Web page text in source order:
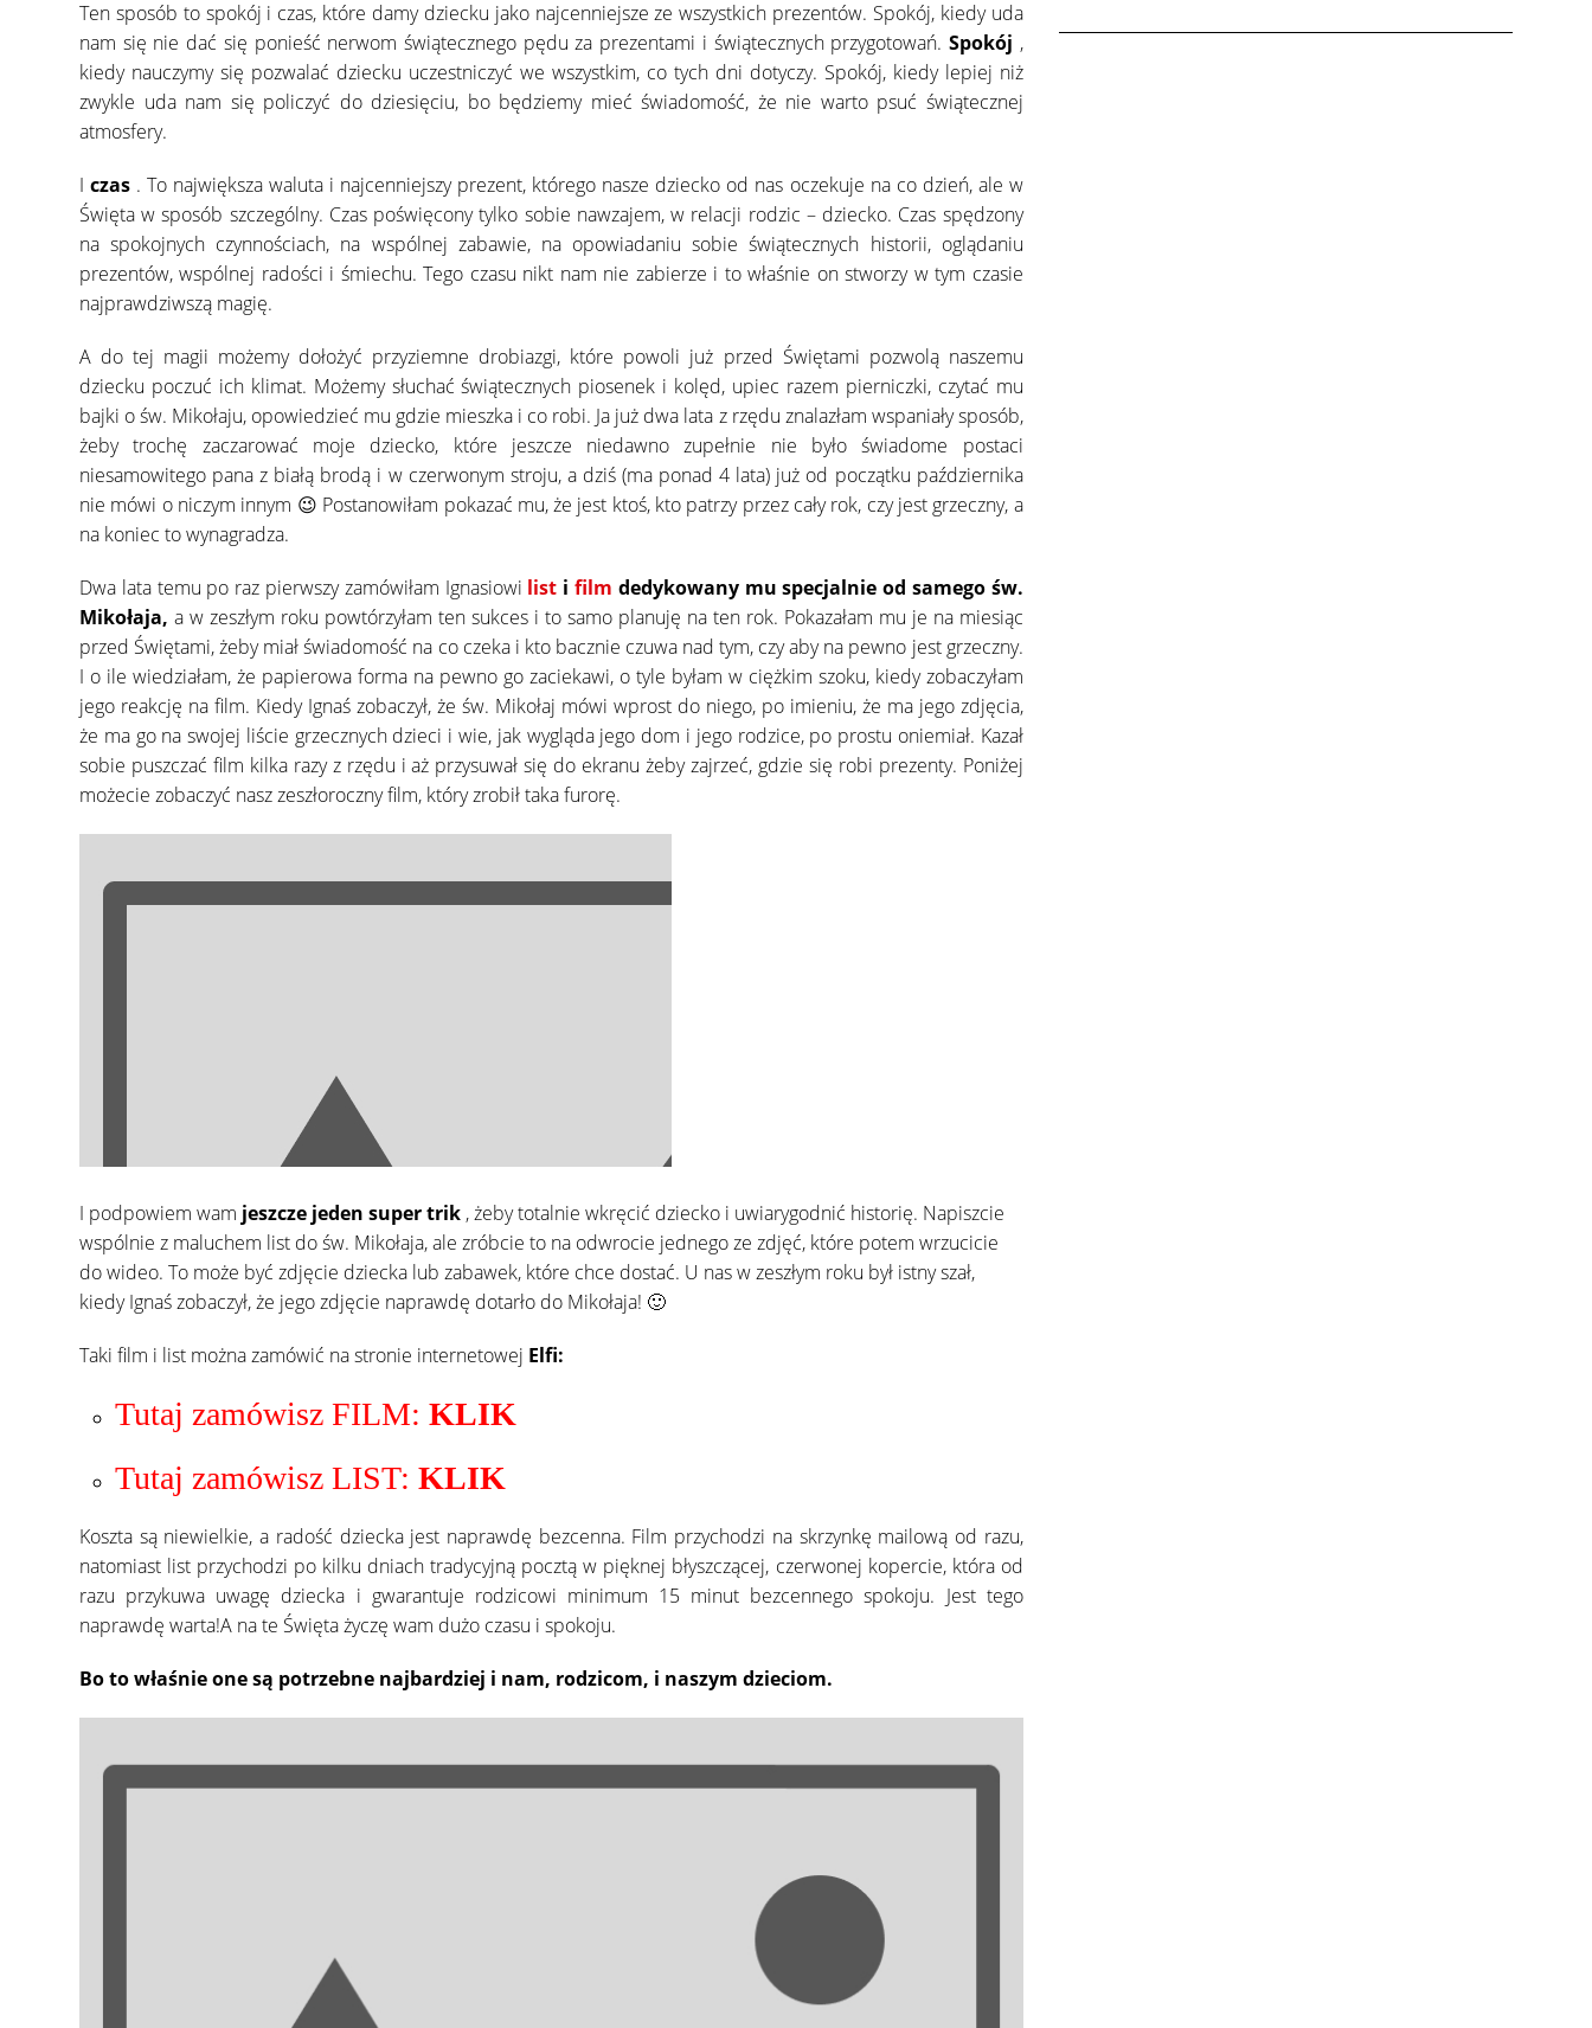
Ten sposób to spokój i czas, które damy dziecku jako najcenniejsze ze wszystkich prezentów. Spokój, kiedy uda
nam się nie dać się ponieść nerwom świątecznego pędu za prezentami i świątecznych przygotowań. Spokój ,
kiedy nauczymy się pozwalać dziecku uczestniczyć we wszystkim, co tych dni dotyczy. Spokój, kiedy lepiej niż
zwykle uda nam się policzyć do dziesięciu, bo będziemy mieć świadomość, że nie warto psuć świątecznej
atmosfery.
Iczas . To największa waluta i najcenniejszy prezent, którego nasze dziecko od nas oczekuje na co dzień, ale w
Święta w sposób szczególny. Czas poświęcony tylko sobie nawzajem, w relacji rodzic – dziecko. Czas spędzony
na spokojnych czynnościach, na wspólnej zabawie, na opowiadaniu sobie świątecznych historii, oglądaniu
prezentów, wspólnej radości i śmiechu. Tego czasu nikt nam nie zabierze i to właśnie on stworzy w tym czasie
najprawdziwszą magię.
A do tej magii możemy dołożyć przyziemne drobiazgi, które powoli już przed Świętami pozwolą naszemu
dziecku poczuć ich klimat. Możemy słuchać świątecznych piosenek i kolęd, upiec razem pierniczki, czytać mu
bajki o św. Mikołaju, opowiedzieć mu gdzie mieszka i co robi. Ja już dwa lata z rzędu znalazłam wspaniały sposób,
żeby trochę zaczarować moje dziecko, które jeszcze niedawno zupełnie nie było świadome postaci
niesamowitego pana z białą brodą i w czerwonym stroju, a dziś (ma ponad 4 lata) już od początku października
nie mówi o niczym innym 😉 Postanowiłam pokazać mu, że jest ktoś, kto patrzy przez cały rok, czy jest grzeczny, a
na koniec to wynagradza.
Dwa lata temu po raz pierwszy zamówiłam Ignasiowi list i film dedykowany mu specjalnie od samego św.
Mikołaja, a w zeszłym roku powtórzyłam ten sukces i to samo planuję na ten rok. Pokazałam mu je na miesiąc
przed Świętami, żeby miał świadomość na co czeka i kto bacznie czuwa nad tym, czy aby na pewno jest grzeczny.
I o ile wiedziałam, że papierowa forma na pewno go zaciekawi, o tyle byłam w ciężkim szoku, kiedy zobaczyłam
jego reakcję na film. Kiedy Ignaś zobaczył, że św. Mikołaj mówi wprost do niego, po imieniu, że ma jego zdjęcia,
że ma go na swojej liście grzecznych dzieci i wie, jak wygląda jego dom i jego rodzice, po prostu oniemiał. Kazał
sobie puszczać film kilka razy z rzędu i aż przysuwał się do ekranu żeby zajrzeć, gdzie się robi prezenty. Poniżej
możecie zobaczyć nasz zeszłoroczny film, który zrobił taka furorę.
I podpowiem wam jeszcze jeden super trik , żeby totalnie wkręcić dziecko i uwiarygodnić historię. Napiszcie
wspólnie z maluchem list do św. Mikołaja, ale zróbcie to na odwrocie jednego ze zdjęć, które potem wrzucicie
do wideo. To może być zdjęcie dziecka lub zabawek, które chce dostać. U nas w zeszłym roku był istny szał,
kiedy Ignaś zobaczył, że jego zdjęcie naprawdę dotarło do Mikołaja! 🙂
Taki film i list można zamówić na stronie internetowej Elfi:
Tutaj zamówisz FILM: KLIK
Tutaj zamówisz LIST: KLIK
Koszta są niewielkie, a radość dziecka jest naprawdę bezcenna. Film przychodzi na skrzynkę mailową od razu,
natomiast list przychodzi po kilku dniach tradycyjną pocztą w pięknej błyszczącej, czerwonej kopercie, która od
razu przykuwa uwagę dziecka i gwarantuje rodzicowi minimum 15 minut bezcennego spokoju. Jest tego
naprawdę warta!A na te Święta życzę wam dużo czasu i spokoju.
Bo to właśnie one są potrzebne najbardziej i nam, rodzicom, i naszym dzieciom.